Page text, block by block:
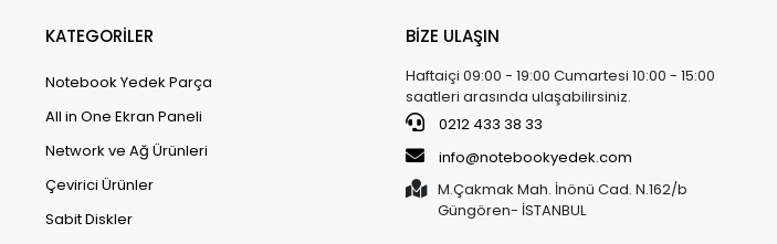
KATEGORİLER
Notebook Yedek Parça
All in One Ekran Paneli
Network ve Ağ Ürünleri
Çevirici Ürünler
Sabit Diskler
BİZE ULAŞIN
Haftaiçi 09:00 - 19:00 Cumartesi 10:00 - 15:00
saatleri arasında ulaşabilirsiniz.
0212 433 38 33
info@notebookyedek.com
M.Çakmak Mah. İnönü Cad. N.162/b
Güngören- İSTANBUL